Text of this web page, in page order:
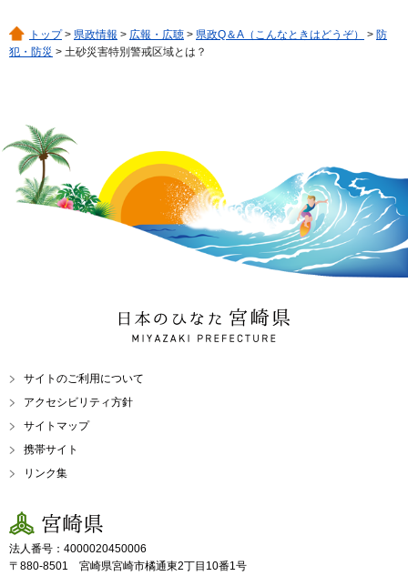
トップ> 県政情報 > 広報・広聴 > 県政Q＆A（こんなときはどうぞ） > 防
犯・防災 > 土砂災害特別警戒区域とは？
日本のひなた 宮崎県
MIYAZAKI PREFECTURE
サイトのご利用について
アクセシビリティ方針
サイトマップ
携帯サイト
リンク集
宮崎県
法人番号：4000020450006
〒880-8501 宮崎県宮崎市橘通東2丁目10番1号